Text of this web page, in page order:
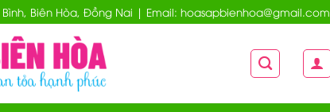
Bình, Biên Hòa, Đồng Nai | Email: hoasapbienhoa@gmail.com